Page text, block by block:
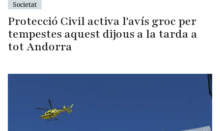
Societat
Protecció Civil activa l'avís groc per
tempestes aquest dijous a la tarda a
tot Andorra